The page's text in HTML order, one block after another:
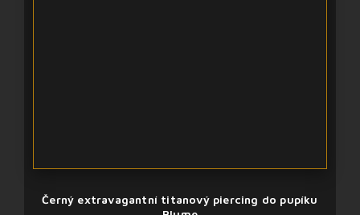
Černý extravagantní titanový piercing do pupíku